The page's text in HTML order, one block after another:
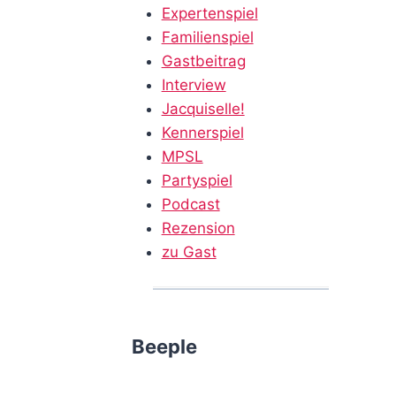
Expertenspiel
Familienspiel
Gastbeitrag
Interview
Jacquiselle!
Kennerspiel
MPSL
Partyspiel
Podcast
Rezension
zu Gast
Beeple